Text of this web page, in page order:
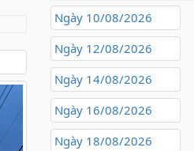
Ngày 10/08/2026
Ngày 12/08/2026
Ngày 14/08/2026
Ngày 16/08/2026
Ngày 18/08/2026